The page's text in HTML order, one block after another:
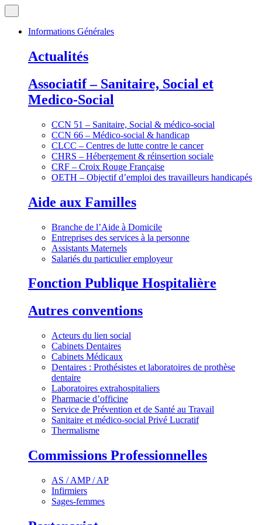
Informations Générales
Actualités
Associatif – Sanitaire, Social et
Medico-Social
CCN 51 – Sanitaire, Social & médico-social
CCN 66 – Médico-social & handicap
CLCC – Centres de lutte contre le cancer
CHRS – Hébergement & réinsertion sociale
CRF – Croix Rouge Française
OETH – Objectif d’emploi des travailleurs handicapés
Aide aux Familles
Branche de l’Aide à Domicile
Entreprises des services à la personne
Assistants Maternels
Salariés du particulier employeur
Fonction Publique Hospitalière
Autres conventions
Acteurs du lien social
Cabinets Dentaires
Cabinets Médicaux
Dentaires : Prothésistes et laboratoires de prothèse
dentaire
Laboratoires extrahospitaliers
Pharmacie d’officine
Service de Prévention et de Santé au Travail
Sanitaire et médico-social Privé Lucratif
Thermalisme
Commissions Professionnelles
AS / AMP / AP
Infirmiers
Sages-femmes